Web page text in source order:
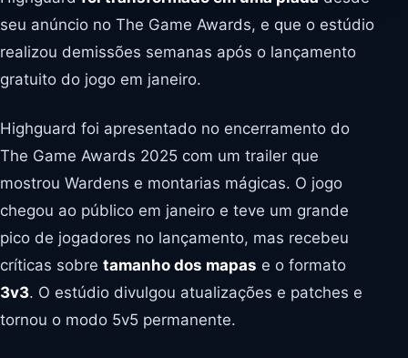
seu anúncio no The Game Awards, e que o estúdio
realizou demissões semanas após o lançamento
gratuito do jogo em janeiro.
Highguard foi apresentado no encerramento do
The Game Awards 2025 com um trailer que
mostrou Wardens e montarias mágicas. O jogo
chegou ao público em janeiro e teve um grande
pico de jogadores no lançamento, mas recebeu
críticas sobre tamanho dos mapas e o formato
3v3. O estúdio divulgou atualizações e patches e
tornou o modo 5v5 permanente.